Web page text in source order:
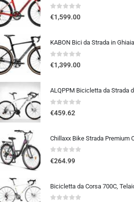
0out of 5
€1,599.00
0out of 5
€1,399.00
0out of 5
€459.62
0out of 5
€264.99